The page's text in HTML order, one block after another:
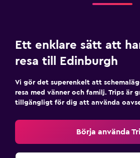
Ett enklare sätt att
resa till Edinburgh
Vi gör det superenkelt att
resa med vänner och familj. Trips är
tillgängligt för dig att använda
Börja använda